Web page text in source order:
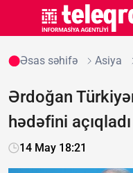
Əsas səhifə Asiya
Ərdoğan
hədəfini açıqladı
14 May 18:21